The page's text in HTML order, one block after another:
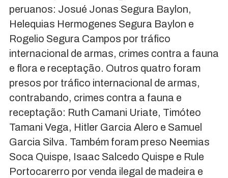
peruanos: Josué Jonas Segura Baylon,
Helequias Hermogenes Segura Baylon e
Rogelio Segura Campos por tráfico
internacional de armas, crimes contra a fauna
e flora e receptação. Outros quatro foram
presos por tráfico internacional de armas,
contrabando, crimes contra a fauna e
receptação: Ruth Camani Uriate, Timóteo
Tamani Vega, Hitler Garcia Alero e Samuel
Garcia Silva. Também foram preso Neemias
Soca Quispe, Isaac Salcedo Quispe e Rule
Portocarerro por venda ilegal de madeira e